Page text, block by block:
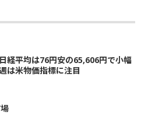
日経平均は76円安の65,606円で小幅
は米物価指標に注目